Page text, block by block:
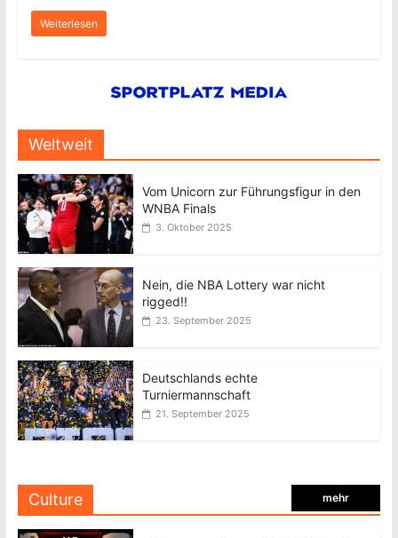
Weiterlesen
Weltweit
Vom Unicorn zur Führungsfigur in den
WNBA Finals
3. Oktober 2025
Nein, die NBA Lottery war nicht
rigged!!
23. September 2025
Deutschlands echte
Turniermannschaft
21. September 2025
Culture mehr